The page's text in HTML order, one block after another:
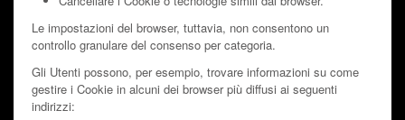
Le impostazioni del browser, tuttavia, non consentono un
controllo granulare del consenso per categoria.
Gli Utenti possono, per esempio, trovare informazioni su come
gestire i Cookie in alcuni dei browser più diffusi ai seguenti
indirizzi: